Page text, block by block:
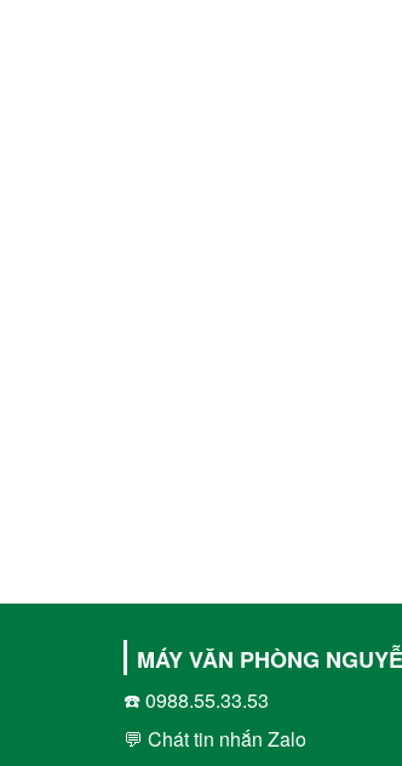
MÁY VĂN PHÒNG
☎️ 0988.55.33.53
💬 Chát tin nhắn Zalo